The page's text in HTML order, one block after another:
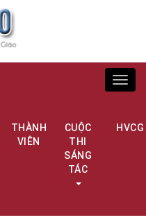
THÀNH
VIÊN
CUỘC
THI
SÁNG
TÁC
HVCG